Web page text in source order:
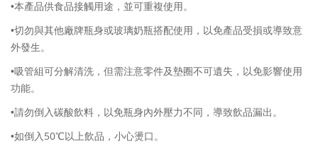
•本產品供食品接觸用途，並可重複使用。
•切勿與其他廠牌瓶身或玻璃奶瓶搭配使用，以免產品受損或導致意
外發生。
•吸管組可分解清洗，但需注意零件及墊圈不可遺失，以免影響使用
功能。
•請勿倒入碳酸飲料，以免瓶身內外壓力不同，導致飲品漏出。
•如倒入 50℃以上飲品，小心燙口。